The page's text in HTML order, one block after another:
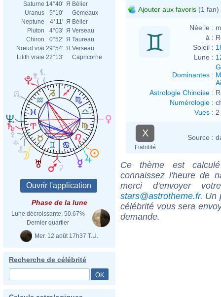
Saturne 14°40' Я Bélier
Uranus
5°10'
Gémeaux
Neptune
4°11' Я Bélier
Pluton
4°03' Я Verseau
Chiron
0°52' Я Taureau
Nœud vrai 29°54' Я Verseau
Lilith vraie 22°13' Capricorne
Phase de la lune
Lune décroissante, 50.67%
Dernier quartier
Mer. 12 août 17h37 T.U.
Recherche de célébrité
Ajouter aux favoris (1 fan)
Née le :
à :
Soleil :
Lune :
Dominantes :
Astrologie Chinoise :
Numérologie :
Vues :
X
Fiabilité
Source :
Ce thème est
connaissez l'heure de
merci d'envoyer
stars@astrotheme.fr. Un
célébrité vous sera
demande.